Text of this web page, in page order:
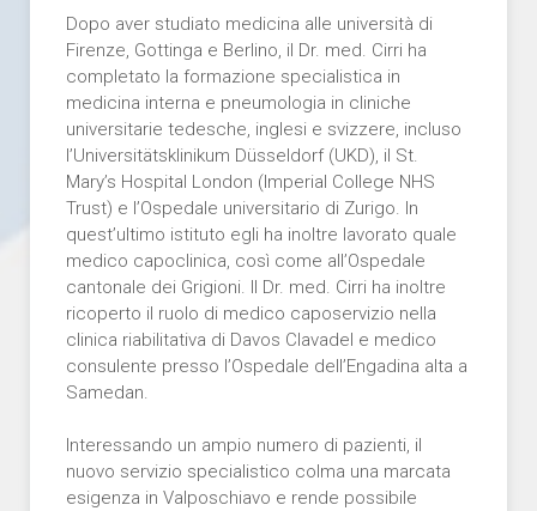
Dopo aver studiato medicina alle università di
Firenze, Gottinga e Berlino, il Dr. med. Cirri ha
completato la formazione specialistica in
medicina interna e pneumologia in cliniche
universitarie tedesche, inglesi e svizzere, incluso
l’Universitätsklinikum Düsseldorf (UKD), il St.
Mary’s Hospital London (Imperial College NHS
Trust) e l’Ospedale universitario di Zurigo. In
quest’ultimo istituto egli ha inoltre lavorato quale
medico capoclinica, così come all’Ospedale
cantonale dei Grigioni. Il Dr. med. Cirri ha inoltre
ricoperto il ruolo di medico caposervizio nella
clinica riabilitativa di Davos Clavadel e medico
consulente presso l’Ospedale dell’Engadina alta a
Samedan.
Interessando un ampio numero di pazienti, il
nuovo servizio specialistico colma una marcata
esigenza in Valposchiavo e rende possibile